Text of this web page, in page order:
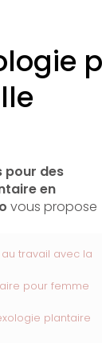
pour des
en
vous propose
travail avec la
pour femme
plantaire